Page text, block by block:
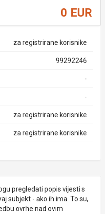
0 EUR
za registrirane korisnike
99292246
-
-
za registrirane korisnike
za registrirane korisnike
pregledati popis vijesti s
subjekt - ako ih ima. To su,
ovrhe nad ovim